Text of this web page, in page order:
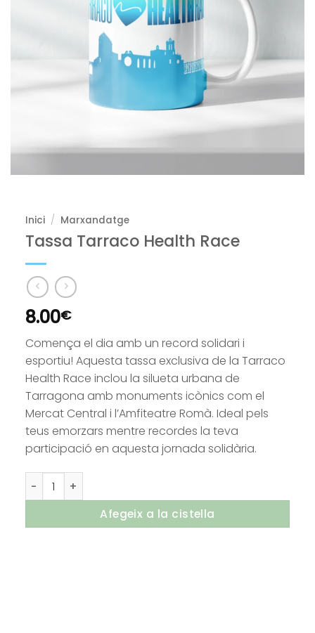
Inici / Marxandatge
Tassa Tarraco Health Race
8.00€
Comença el dia amb un record solidari i
esportiu! Aquesta tassa exclusiva de la Tarraco
Health Race inclou la silueta urbana de
Tarragona amb monuments icònics com el
Mercat Central i l’Amfiteatre Romà. Ideal pels
teus emorzars mentre recordes la teva
participació en aquesta jornada solidària.
quantitat de Tassa Tarraco Health Race
Afegeix a la cistella